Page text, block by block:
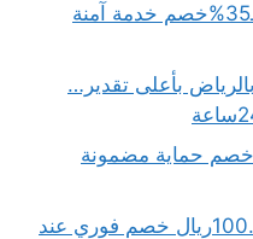
نقل عفش من جدة الي مكة بـ35%خصم خدمة آمنة
بأعلى تقدير…
نقل عفش جدة بـ35%خصم حماية مضمونة
دينا نقل عفش بحي السويدي..100ريال خصم فوري عند